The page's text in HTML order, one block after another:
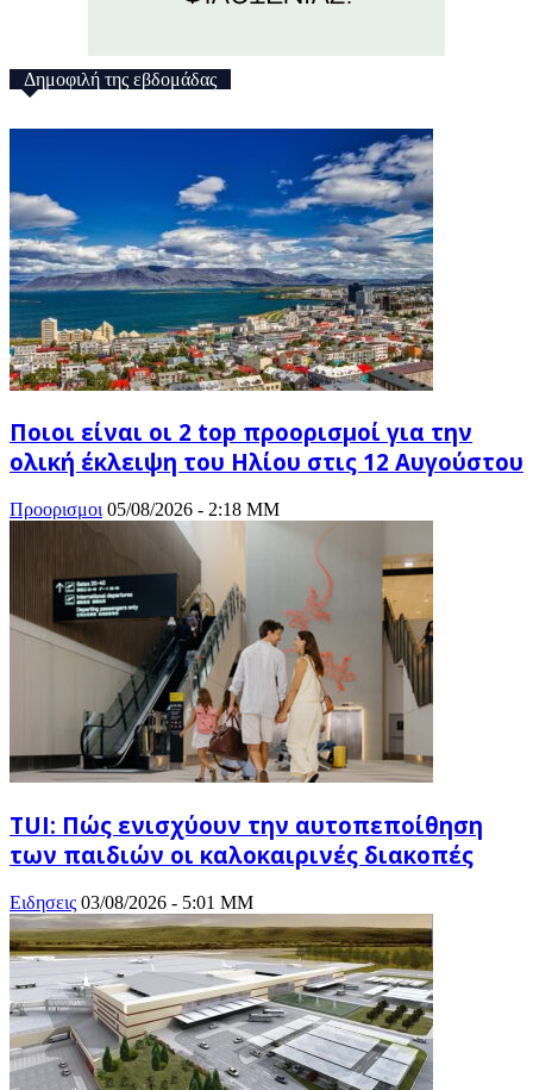
Δημοφιλή της εβδομάδας
Ποιοι είναι οι 2 top προορισμοί για την
ολική έκλειψη του Ηλίου στις 12 Αυγούστου
Προορισμοι 05/08/2026 - 2:18 ΜΜ
TUI: Πώς ενισχύουν την αυτοπεποίθηση
των παιδιών οι καλοκαιρινές διακοπές
Ειδησεις 03/08/2026 - 5:01 ΜΜ